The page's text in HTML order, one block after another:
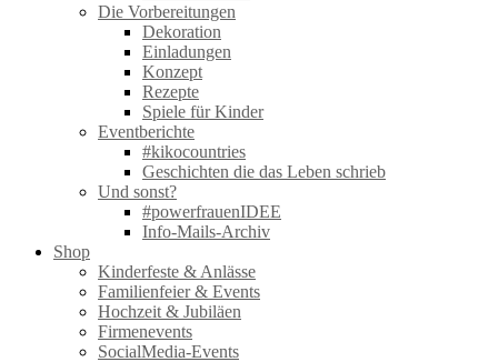
Die Vorbereitungen
Dekoration
Einladungen
Konzept
Rezepte
Spiele für Kinder
Eventberichte
#kikocountries
Geschichten die das Leben schrieb
Und sonst?
#powerfrauenIDEE
Info-Mails-Archiv
Shop
Kinderfeste & Anlässe
Familienfeier & Events
Hochzeit & Jubiläen
Firmenevents
SocialMedia-Events